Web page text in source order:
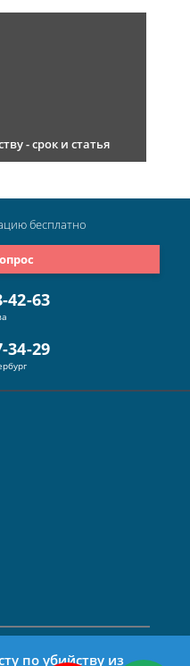
- срок и статья
42-63
34-29
бесплатно
по убийству из